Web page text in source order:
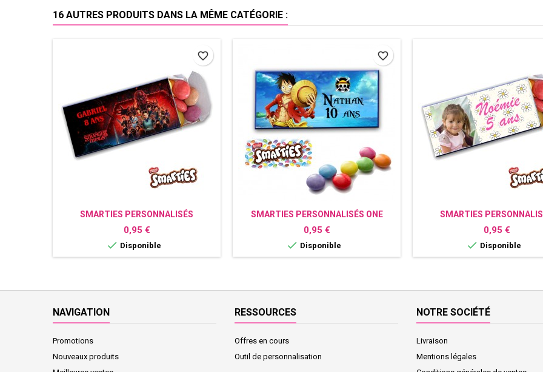
16 AUTRES PRODUITS DANS LA MÊME CATÉGORIE :
SMARTIES PERSONNALISÉS
STRANGER THINGS
Prix
0,95 €
 Disponible
favorite_border
SMARTIES PERSONNALISÉS ONE
PIECE
Prix
0,95 €
 Disponible
favorite_border
SMARTIES
MARGUERITES
Prix
0,95 €
 Disponible
NAVIGATION
Promotions
Nouveaux produits
RESSOURCES
Offres en cours
Outil de personnalisation
NOTRE SOCIÉTÉ
Livraison
Mentions légales